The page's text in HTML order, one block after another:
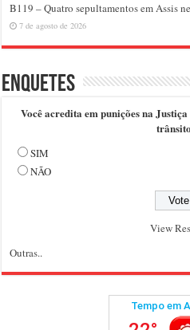
B119 – Quatro sepultamentos em Assis
7 de agosto de 2026
Enquetes
Você acredita em punições na
SIM
NÃO
View
Outras..